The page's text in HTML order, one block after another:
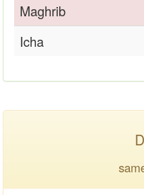
Maghrib
Icha